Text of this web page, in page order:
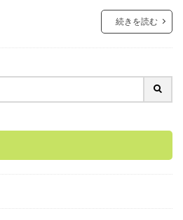
続きを読む